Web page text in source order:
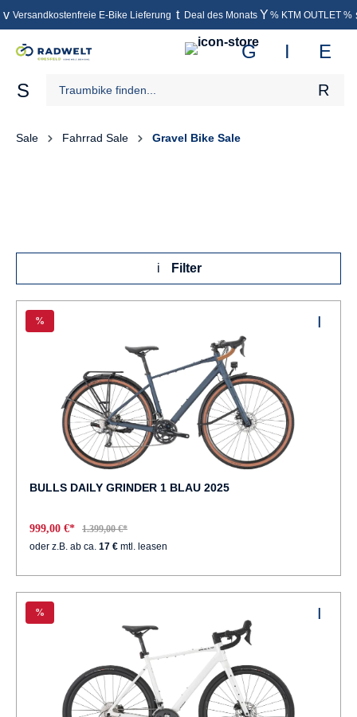
springen
Versandkostenfreie E-Bike Lieferung Deal des Monats % KTM OUTLET %
Sale Fahrrad Sale Gravel Bike Sale
Filter
%
BULLS DAILY GRINDER 1 BLAU 2025
999,00 €*
1.399,00 €*
oder z.B. ab ca. 17 € mtl. leasen
%